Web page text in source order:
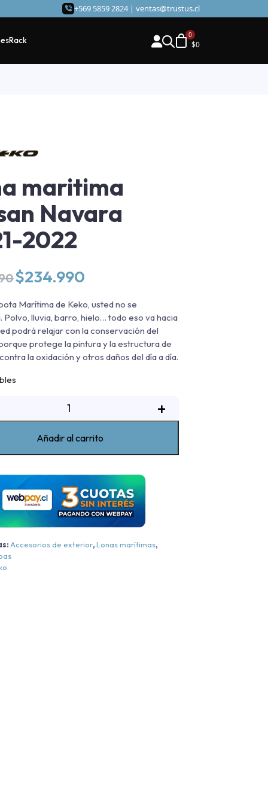
+569 5859 2824 | ventas@trustus.cl
Rack $0
maritima
Navara
2022
El
precio
original
era:
$284.990.
$234.990
actual
es:
$234.990.
Marítima de Keko, usted no se
Polvo, lluvia, barro, hielo… todo eso va hacia
podrá relajar con la conservación del
protege la pintura y la estructura de
la oxidación y otros daños del día a día.
+
Añadir al carrito
Accesorios de exterior,Lonas marítimas,